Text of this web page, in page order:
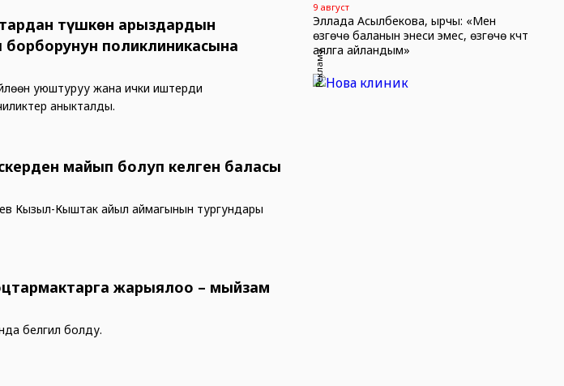
түшкөн арыздардын
борборунун поликлиникасына
уюштуруу жана ички иштерди
аныкталды.
майып болуп келген баласы
Кызыл-Кыштак айыл аймагынын тургундары
жарыялоо – мыйзам
белгилүү болду.
9 август
Эллада Асылбекова, ырчы: «Мен
өзгөчө баланын энеси эмес, өзгөчө күчтүү
аялга айландым»
Реклама